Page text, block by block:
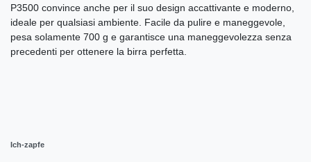
P3500 convince anche per il suo design accattivante e moderno,
ideale per qualsiasi ambiente. Facile da pulire e maneggevole,
pesa solamente 700 g e garantisce una maneggevolezza senza
precedenti per ottenere la birra perfetta.
Ich-zapfe